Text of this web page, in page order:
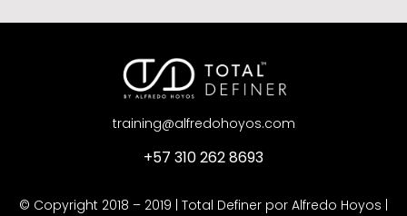
training@alfredohoyos.com
+57 310 262 8693
© Copyright 2018 – 2019 | Total Definer por Alfredo Hoyos |